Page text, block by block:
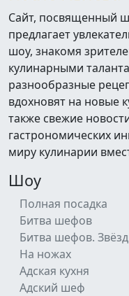
Сайт, посвященный
предлагает
шоу, знакомя
кулинарными
разнообразные
вдохновят на новые
также свежие
гастрономических
миру кулинарии
Шоу
Полная посадка
Битва шефов
Битва шефов.
На ножах
Адская кухня
Адский шеф